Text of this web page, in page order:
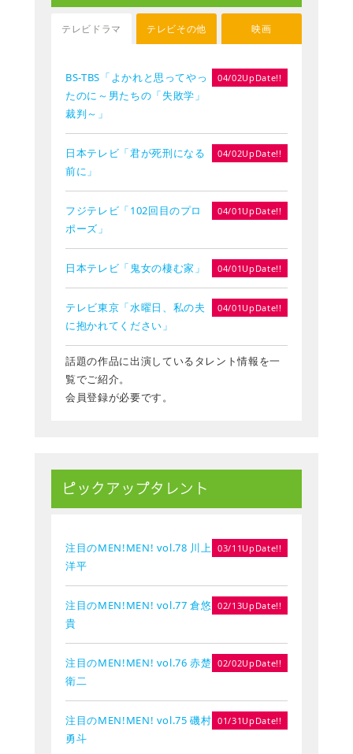
テレビドラマ テレビその他 映画
BS-TBS「よかれと思ってやっ
たのに～男たちの「失敗学」
裁判～」
04/02UpDate!!
日本テレビ「君が死刑になる
前に」
04/02UpDate!!
フジテレビ「102回目のプロ
ポーズ」
04/01UpDate!!
日本テレビ「鬼女の棲む家」 04/01UpDate!!
テレビ東京「水曜日、私の夫
に抱かれてください」
04/01UpDate!!
話題の作品に出演しているタレント情報を一
覧でご紹介。
会員登録が必要です。
ピックアップタレント
注目のMEN!MEN! vol.78 川上
洋平
03/11UpDate!!
注目のMEN!MEN! vol.77 倉悠
貴
02/13UpDate!!
注目のMEN!MEN! vol.76 赤楚
衛二
02/02UpDate!!
注目のMEN!MEN! vol.75 磯村
勇斗
01/31UpDate!!